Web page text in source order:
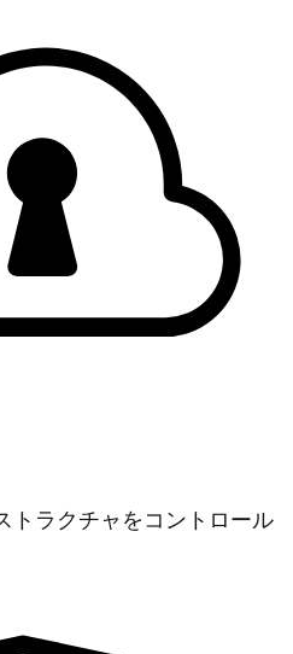
トラクチャをコントロール